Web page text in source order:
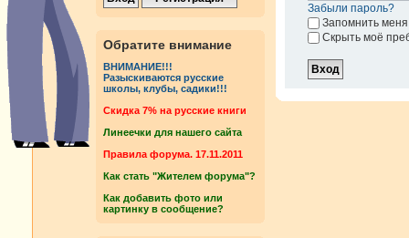
Обратите внимание
ВНИМАНИЕ!!!
Разыскиваются русские
школы, клубы, садики!!!
Cкидка 7% на русские книги
Линеечки для нашего сайта
Правила форума. 17.11.2011
Как стать "Жителем форума"?
Как добавить фото или
картинку в сообщение?
Забыли пароль?
Запомнить меня
Скрыть моё